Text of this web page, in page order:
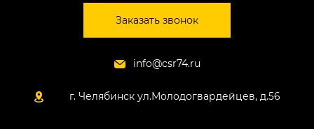
Заказать звонок
info@csr74.ru
г. Челябинск ул.Молодогвардейцев, д.56